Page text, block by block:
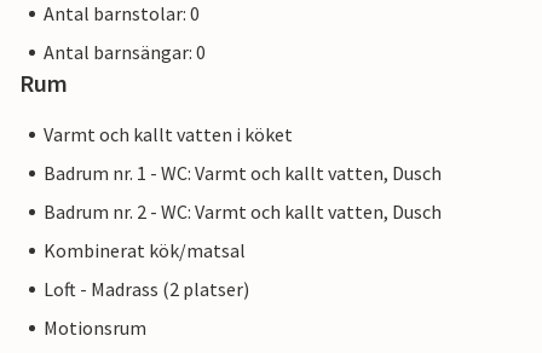
Antal barnstolar: 0
Antal barnsängar: 0
Rum
Varmt och kallt vatten i köket
Badrum nr. 1 - WC: Varmt och kallt vatten, Dusch
Badrum nr. 2 - WC: Varmt och kallt vatten, Dusch
Kombinerat kök/matsal
Loft - Madrass (2 platser)
Motionsrum